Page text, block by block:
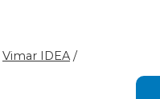
Vimar IDEA /